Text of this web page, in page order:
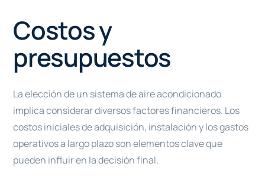
Costos y
presupuestos
La elección de un sistema de aire acondicionado
implica considerar diversos factores financieros. Los
costos iniciales de adquisición, instalación y los gastos
operativos a largo plazo son elementos clave que
pueden influir en la decisión final.